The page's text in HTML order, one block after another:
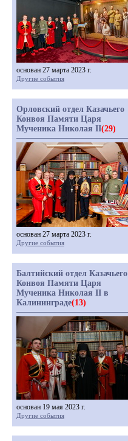
основан 27 марта 2023 г.
Другие события
Орловский отдел Казачьего
Конвоя Памяти Царя
Мученика Николая II(29)
основан 27 марта 2023 г.
Другие события
Балтийский отдел Казачьего
Конвоя Памяти Царя
Мученика Николая II в
Калининграде(13)
основан 19 мая 2023 г.
Другие события